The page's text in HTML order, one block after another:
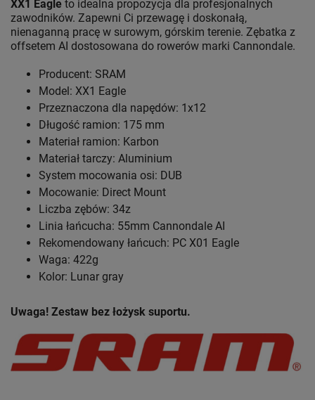
XX1 Eagle to idealna propozycja dla profesjonalnych
zawodników. Zapewni Ci przewagę i doskonałą,
nienaganną pracę w surowym, górskim terenie. Zębatka z
offsetem AI dostosowana do rowerów marki Cannondale.
Producent: SRAM
Model: XX1 Eagle
Przeznaczona dla napędów: 1x12
Długość ramion: 175 mm
Materiał ramion: Karbon
Materiał tarczy: Aluminium
System mocowania osi: DUB
Mocowanie: Direct Mount
Liczba zębów: 34z
Linia łańcucha: 55mm Cannondale AI
Rekomendowany łańcuch: PC X01 Eagle
Waga: 422g
Kolor: Lunar gray
Uwaga! Zestaw bez łożysk suportu.